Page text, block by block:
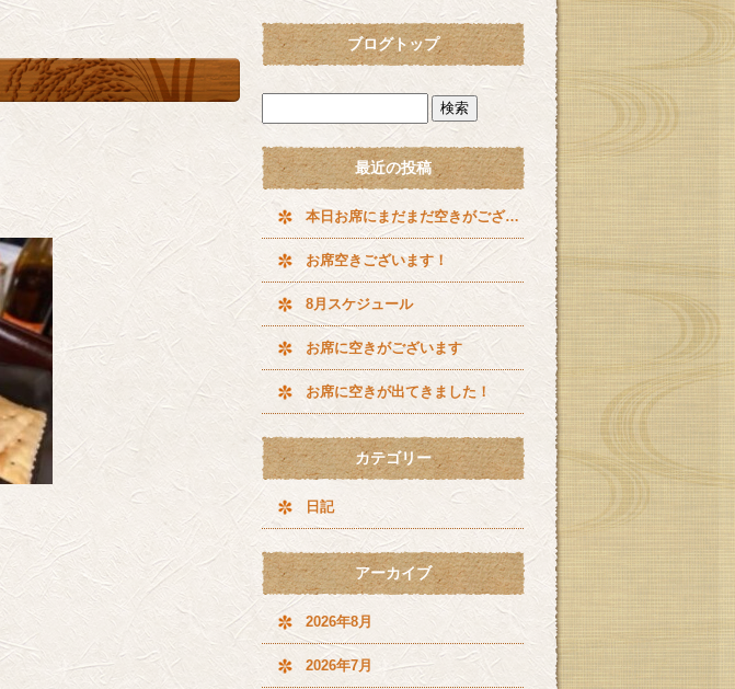
ブログトップ
最近の投稿
本日お席にまだまだ空きがございます^ ^
お席空きございます！
8月スケジュール
お席に空きがございます
お席に空きが出てきました！
カテゴリー
日記
アーカイブ
2026年8月
2026年7月